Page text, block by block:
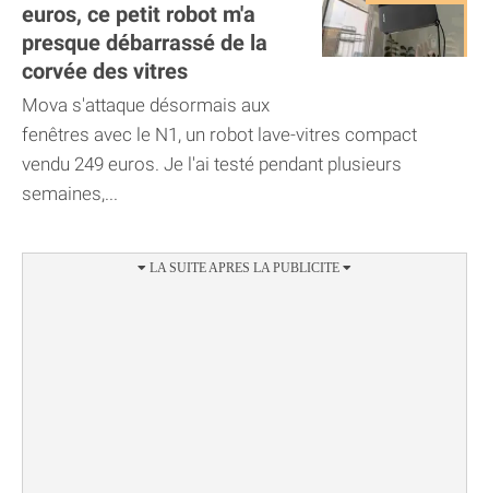
euros, ce petit robot m'a
presque débarrassé de la
corvée des vitres
Mova s'attaque désormais aux
fenêtres avec le N1, un robot lave-vitres compact
vendu 249 euros. Je l'ai testé pendant plusieurs
semaines,...